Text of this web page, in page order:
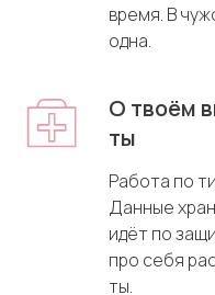
время. В
одна.
О твоём
ты
Работа по
Данные
идёт по
про себя
ты.